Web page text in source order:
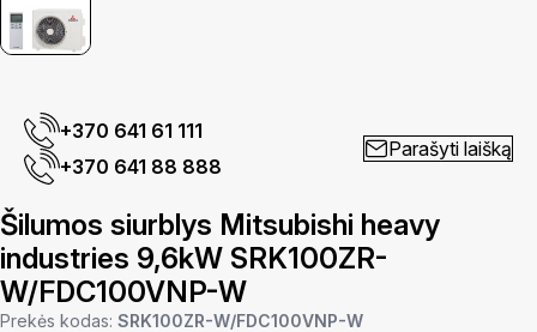
+370 641 61 111
+370 641 88 888
Parašyti laišką
Šilumos siurblys Mitsubishi heavy
industries 9,6kW SRK100ZR-
W/FDC100VNP-W
Prekės kodas: SRK100ZR-W/FDC100VNP-W